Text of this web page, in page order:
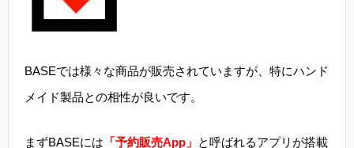
BASEでは様々な商品が販売されていますが、特にハンド
メイド製品との相性が良いです。
まずBASEには 「予約販売App」 と呼ばれるアプリが搭載